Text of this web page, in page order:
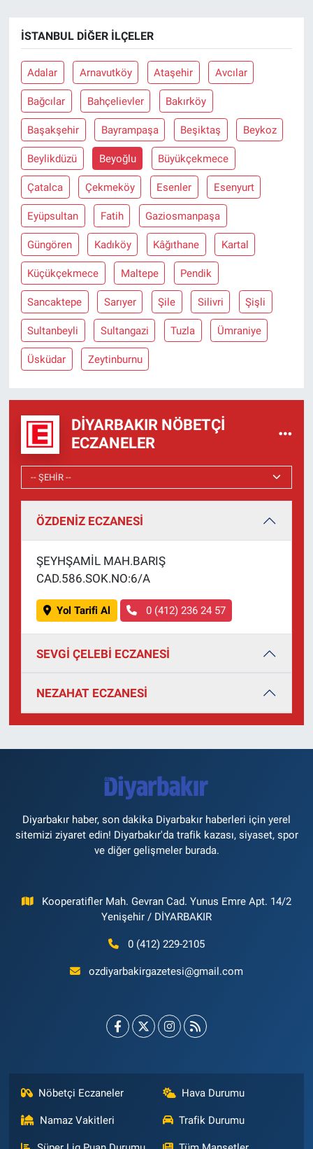
İSTANBUL DIĞER İLÇELER
Adalar Arnavutköy Ataşehir Avcılar
Bağcılar Bahçelievler Bakırköy
Başakşehir Bayrampaşa Beşiktaş Beykoz
Beylikdüzü Beyoğlu Büyükçekmece
Çatalca Çekmeköy Esenler Esenyurt
Eyüpsultan Fatih Gaziosmanpaşa
Güngören Kadıköy Kâğıthane Kartal
Küçükçekmece Maltepe Pendik
Sancaktepe Sarıyer Şile Silivri Şişli
Sultanbeyli Sultangazi Tuzla Ümraniye
Üsküdar Zeytinburnu
DIYARBAKIR NÖBETÇI
ECZANELER
ÖZDENİZ ECZANESİ
ŞEYHŞAMİL MAH.BARIŞ
CAD.586.SOK.NO:6/A
Yol Tarifi Al 0 (412) 236 24 57
SEVGİ ÇELEBİ ECZANESİ
NEZAHAT ECZANESİ
Diyarbakır haber, son dakika Diyarbakır haberleri için yerel
sitemizi ziyaret edin! Diyarbakır'da trafik kazası, siyaset, spor
ve diğer gelişmeler burada.
Kooperatifler Mah. Gevran Cad. Yunus Emre Apt. 14/2
Yenişehir / DİYARBAKIR
0 (412) 229-2105
ozdiyarbakirgazetesi@gmail.com
Nöbetçi Eczaneler Hava Durumu
Namaz Vakitleri Trafik Durumu